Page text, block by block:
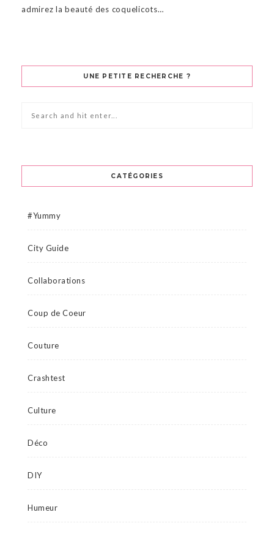
admirez la beauté des coquelicots…
UNE PETITE RECHERCHE ?
CATÉGORIES
#Yummy
City Guide
Collaborations
Coup de Coeur
Couture
Crashtest
Culture
Déco
DIY
Humeur